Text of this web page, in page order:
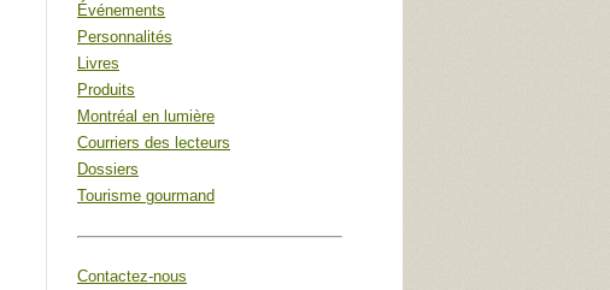
Événements
Personnalités
Livres
Produits
Montréal en lumière
Courriers des lecteurs
Dossiers
Tourisme gourmand
Contactez-nous